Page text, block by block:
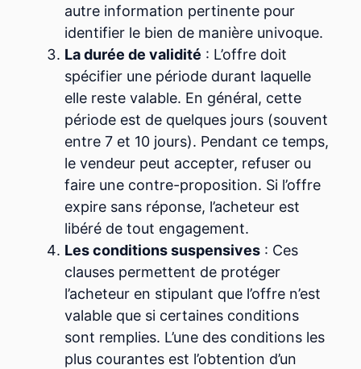
autre information pertinente pour
identifier le bien de manière univoque.
La durée de validité : L’offre doit
spécifier une période durant laquelle
elle reste valable. En général, cette
période est de quelques jours (souvent
entre 7 et 10 jours). Pendant ce temps,
le vendeur peut accepter, refuser ou
faire une contre-proposition. Si l’offre
expire sans réponse, l’acheteur est
libéré de tout engagement.
Les conditions suspensives : Ces
clauses permettent de protéger
l’acheteur en stipulant que l’offre n’est
valable que si certaines conditions
sont remplies. L’une des conditions les
plus courantes est l’obtention d’un